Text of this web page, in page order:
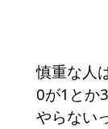
慎重な人
0が1とか
やらない